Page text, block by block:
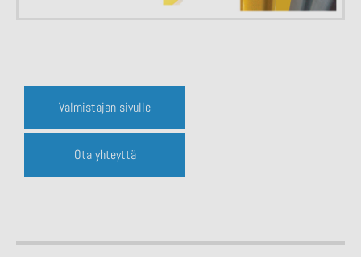
Valmistajan sivulle
Ota yhteyttä